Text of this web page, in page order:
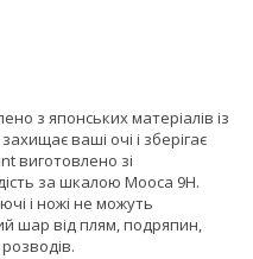
з японських матеріалів із
ваші очі і зберігає
виготовлено зі
за шкалою Мооса 9H.
і ножі не можуть
шар від плям, подряпин,